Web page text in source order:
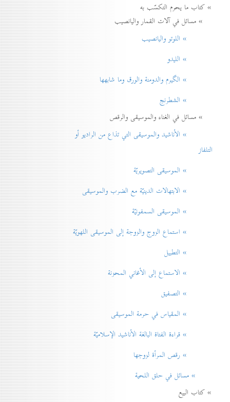
» كتاب ما يحرم التكسّب به
» مسائل في آلات القمار واليانصيب
» اللوتو واليانصيب
» الليدو
» الگيرم والدومنة والورق وما شابهها
» الشطرنج
» مسائل في الغناء والموسيقى والرقص
» الأناشيد والموسيقی التي تذاع من الراديو أو
التلفاز
» الموسيقى التصويريّة
» الابتهالات الدينيّة مع الضرب والموسيقى
» الموسيقى السمفونيّة
» استماع الزوج والزوجة إلى الموسيقى اللهويّة
» التطبيل
» الاستماع إلى الأغاني المحزنة
» التصفيق
» المقياس في حرمة الموسيقی
» قراءة الفتاة البالغة الأناشيد الإسلاميّة
» رقص المرأة لزوجها
» مسائل في حلق اللحية
» كتاب البيع